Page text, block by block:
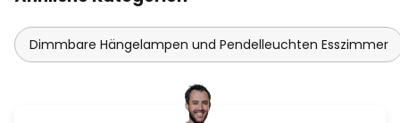
Dimmbare Hängelampen und Pendelleuchten Esszimmer